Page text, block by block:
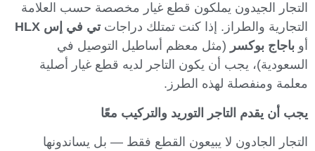
التجار الجيدون يملكون قطع غيار مخصصة حسب العلامة
التجارية والطراز. إذا كنت تمتلك دراجاتتي في إس HLX
أو باجاج بوكسر (مثل معظم أساطيل التوصيل في
السعودية)، يجب أن يكون التاجر لديه قطع غيار أصلية
معلمة ومنفصلة لهذه الطرز.
يجب أن يقدم التاجر التوريد والتركيب معًا
التجار الجادون لا يبيعون القطع فقط — بل يساندونها